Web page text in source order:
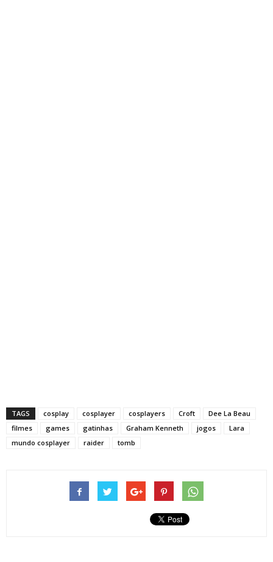
TAGS cosplay cosplayer cosplayers Croft
Dee La Beau
filmes
games gatinhas Graham Kenneth jogos
Lara
mundo cosplayer
raider tomb